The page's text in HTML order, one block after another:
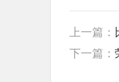
上一篇：
下一篇：